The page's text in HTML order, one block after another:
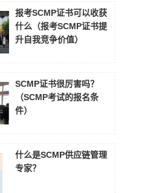
报考SCMP证书可以收获
什么（报考SCMP证书提
升自我竞争价值）
SCMP证书很厉害吗？
（SCMP考试的报名条
件）
什么是SCMP供应链管理
专家？